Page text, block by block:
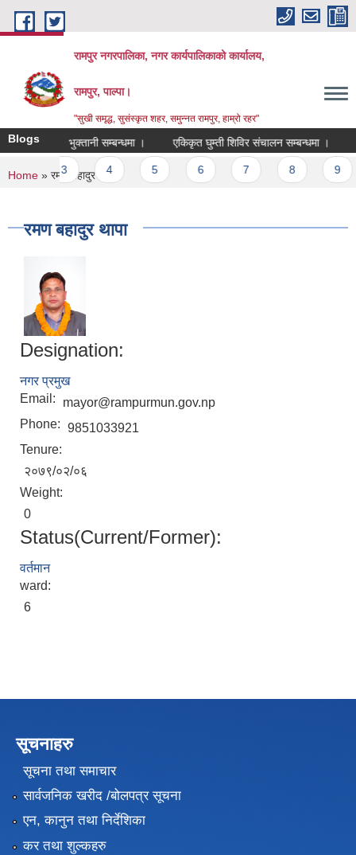
Skip to main content
रामपुर नगरपालिका, नगर कार्यपालिकाको कार्यालय,
रामपुर, पाल्पा।
"सुखी समृद्ध, सुसंस्कृत शहर, समुन्नत रामपुर, हाम्रो रहर"
Blogs
एकिकृत घुम्ती शिविर संचालन तथा सेवा बन्द सम्बन्धी सूचना! भुक्तानी सम्बन्धमा । एकिकृत घुम्ती शिविर संचालन सम्बन्धमा ।
2 3 4
You are here
Home » रमण बहादुर थापा
रमण बहादुर थापा
Designation:
नगर प्रमुख
Email:
mayor@rampurmun.gov.np
Phone: 9851033921
Tenure:
२०७९/०२/०६
Weight:
0
Status(Current/Former):
वर्तमान
ward:
6
सूचनाहरु
सूचना तथा समाचार
सार्वजनिक खरीद /बोलपत्र सूचना
एन, कानुन तथा निर्देशिका
कर तथा शुल्कहरु